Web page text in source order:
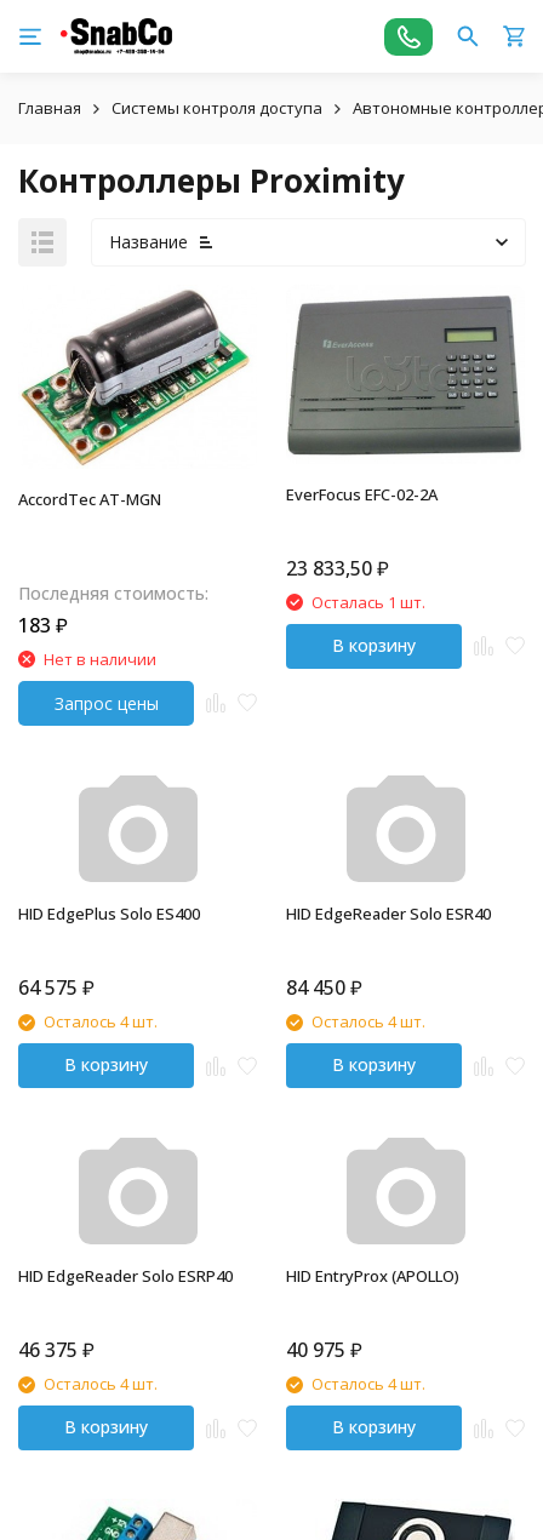
Главная Системы контроля доступа Автономные
Контроллеры Proximity
Название
AccordTec AT-MGN
Последняя стоимость:
183 ₽
Нет в наличии
EverFocus EFC-02-2A
23 833,50₽
Осталась 1 шт.
В корзину
HID EdgePlus Solo ES400
64 575 ₽
Осталось 4 шт.
В корзину
HID EdgeReader Solo ESR40
84 450₽
Осталось 4 шт.
В корзину
HID EdgeReader Solo ESRP40
46 375 ₽
Осталось 4 шт.
В корзину
HID EntryProx (APOLLO)
40 975 ₽
Осталось 4 шт.
В корзину